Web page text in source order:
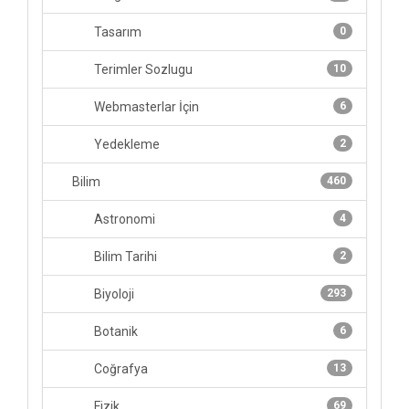
0
Tasarım
10
Terimler Sozlugu
6
Webmasterlar İçin
2
Yedekleme
460
Bilim
4
Astronomi
2
Bilim Tarihi
293
Biyoloji
6
Botanik
13
Coğrafya
69